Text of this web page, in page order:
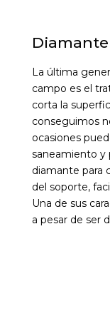
Diamante
La última
campo es el
corta la
conseguimos
ocasiones
saneamiento y
diamante para
del soporte,
Una de sus
a pesar de ser